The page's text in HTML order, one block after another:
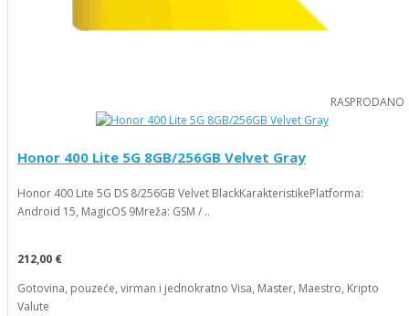
RASPRODANO
Honor 400 Lite 5G 8GB/256GB Velvet Gray
Honor 400 Lite 5G DS 8/256GB Velvet BlackKarakteristikePlatforma:
Android 15, MagicOS 9Mreža: GSM / ..
212,00 €
Gotovina, pouzeće, virman i jednokratno Visa, Master, Maestro, Kripto
Valute